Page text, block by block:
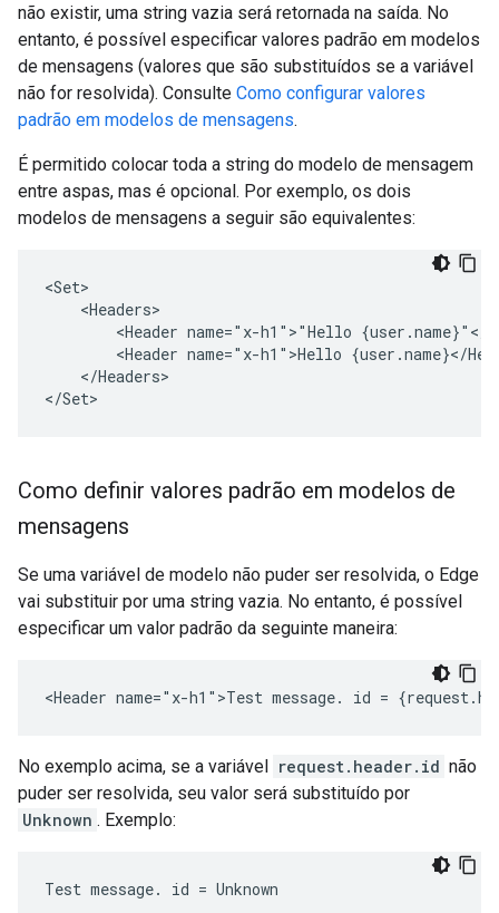
não existir, uma string vazia será retornada na saída. No
entanto, é possível especificar valores padrão em modelos
de mensagens (valores que são substituídos se a variável
não for resolvida). Consulte Como configurar valores
padrão em modelos de mensagens.
É permitido colocar toda a string do modelo de mensagem
entre aspas, mas é opcional. Por exemplo, os dois
modelos de mensagens a seguir são equivalentes:
<Set>
    <Headers>
<Header name="x-h1">"Hello {user.name}"</
<Header name="x-h1">Hello {user.name}</
    </Headers>
</Set>
Como definir valores padrão em modelos de
mensagens
Se uma variável de modelo não puder ser resolvida, o Edge
vai substituir por uma string vazia. No entanto, é possível
especificar um valor padrão da seguinte maneira:
<Header name="x-h1">Test message. id =
No exemplo acima, se a variável request.header.id não
puder ser resolvida, seu valor será substituído por
Unknown . Exemplo:
Test message. id = Unknown